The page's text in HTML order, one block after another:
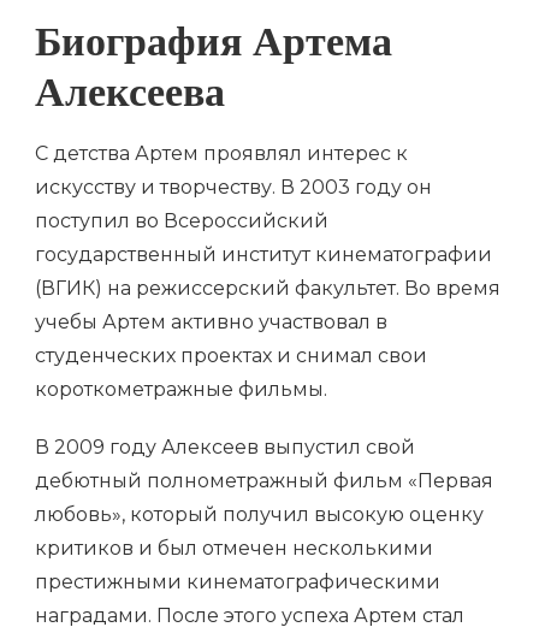
Биография Артема
Алексеева
С детства Артем проявлял интерес к
искусству и творчеству. В 2003 году он
поступил во Всероссийский
государственный институт кинематографии
(ВГИК) на режиссерский факультет. Во время
учебы Артем активно участвовал в
студенческих проектах и снимал свои
короткометражные фильмы.
В 2009 году Алексеев выпустил свой
дебютный полнометражный фильм «Первая
любовь», который получил высокую оценку
критиков и был отмечен несколькими
престижными кинематографическими
наградами. После этого успеха Артем стал